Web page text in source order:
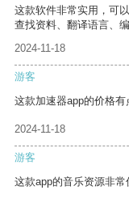
这款软件非常实用，可
查找资料、翻译语言、编
2024-11-18
游客
这款加速器app的价格有
2024-11-18
游客
这款app的音乐资源非常